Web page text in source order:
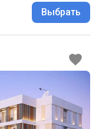
Выбрать